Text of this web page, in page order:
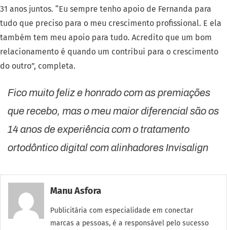
31 anos juntos. “Eu sempre tenho apoio de Fernanda para
tudo que preciso para o meu crescimento profissional. E ela
também tem meu apoio para tudo. Acredito que um bom
relacionamento é quando um contribui para o crescimento
do outro”, completa.
Fico muito feliz e honrado com as premiações
que recebo, mas o meu maior diferencial são os
14 anos de experiência com o tratamento
ortodôntico digital com alinhadores Invisalign
Manu Asfora
Publicitária com especialidade em conectar
marcas a pessoas, é a responsável pelo sucesso